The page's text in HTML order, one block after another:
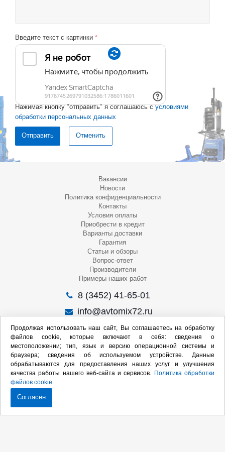
Введите текст с картинки *
Нажимая кнопку "отправить" я соглашаюсь с условиями
обработки персональных данных
Отменить
Вакансии
Новости
Политика конфиденциальности
Контакты
Условия оплаты
Приобрести в кредит
Варианты доставки
Гарантия
Статьи и обзоры
Вопрос-ответ
Производители
Примеры наших работ
8 (3452) 41-65-01
info@avtomix72.ru
г. Тюмень, ул. 50 лет Октября, 120
Пн-Пт
: 09:00 – 19:00
Сб: 10:00 – 17:00
Вс: Выходной
Мы в социальных сетях:
Продолжая использовать наш сайт, Вы соглашаетесь на обработку
файлов cookie, которые включают в себя: сведения о
местоположении; тип, язык и версию операционной системы и
браузера; сведения об используемом устройстве. Данные
обрабатываются для предоставления наших услуг и улучшения
качества работы нашего веб-сайта и сервисов. Политика обработки
файлов cookie.
Согласен